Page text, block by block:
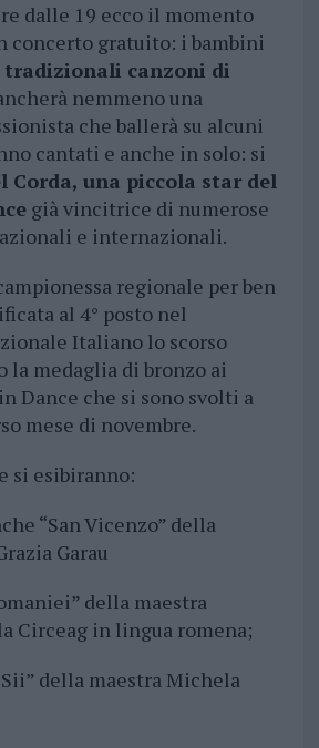
dalle 19 ecco il momento
concerto gratuito: i bambini
tradizionali canzoni di
nemmeno una
che ballerà su alcuni
cantati e anche in solo: si
Corda, una piccola star del
già vincitrice di numerose
e internazionali.
regionale per ben
al 4° posto nel
Italiano lo scorso
la medaglia di bronzo ai
Dance che si sono svolti a
mese di novembre.
si esibiranno:
“San Vicenzo” della
Garau
della maestra
Circeag in lingua romena;
Sii” della maestra Michela